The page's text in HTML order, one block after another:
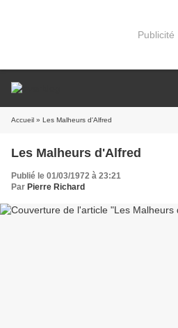
Publicité
Accueil » Les Malheurs d'Alfred
Les Malheurs d'Alfred
Publié le 01/03/1972 à 23:21
Par Pierre Richard